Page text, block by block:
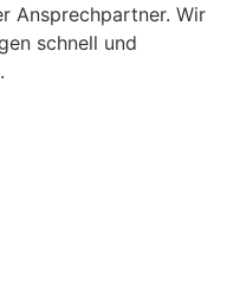
Ansprechpartner. Wir
schnell und